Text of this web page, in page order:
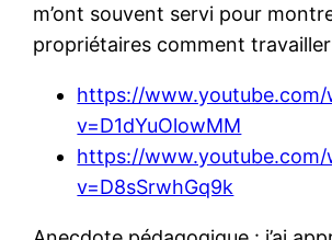
m’ont souvent servi pour
propriétaires comment
https://www.youtube.com/
v=D1dYuOlowMM
https://www.youtube.com/
v=D8sSrwhGq9k